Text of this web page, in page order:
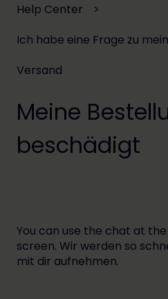
Help Center
Ich habe eine Frage zu
Versand
Meine
beschädigt
You can use the chat at
screen. Wir werden so
mit dir aufnehmen.